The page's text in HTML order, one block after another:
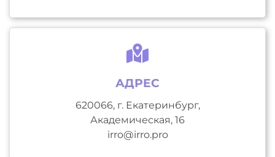
АДРЕС
620066, г. Екатеринбург,
Академическая, 16
irro@irro.pro